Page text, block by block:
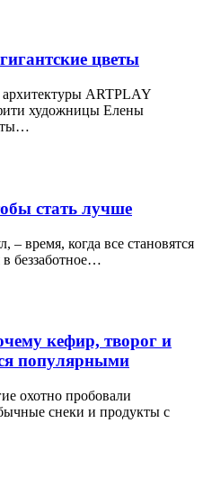
цветы
ARTPLAY
художницы Елены
стать лучше
– время, когда все становятся
беззаботное…
кефир, творог и
популярными
охотно пробовали
снеки и продукты с